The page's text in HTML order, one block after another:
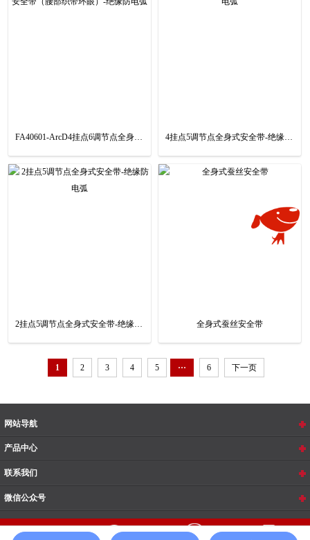
FA40601-ArcD4挂点6调节点全身式安全带（腰部织带环眼）-绝缘防电弧 4挂点5调节点全身式安全带-绝缘防电弧
2挂点5调节点全身式安全带-绝缘防电弧 全身式蚕丝安全带
1 2 3 4 5 ··· 6 下一页
网站导航
产品中心
联系我们
微信公众号